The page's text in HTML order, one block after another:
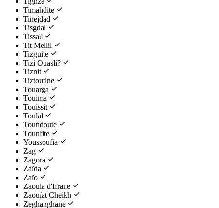
Timahdite
Tinejdad
Tisgdal
Tissa?
Tit Mellil
Tizguite
Tizi Ouasli?
Tiznit
Tiztoutine
Touarga
Touima
Touissit
Toulal
Toundoute
Tounfite
Youssoufia
Zag
Zagora
Zaïda
Zaïo
Zaouia d'Ifrane
Zaouïat Cheikh
Zeghanghane